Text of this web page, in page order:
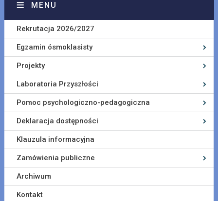
MENU
Rekrutacja 2026/2027
Egzamin ósmoklasisty
Projekty
Laboratoria Przyszłości
Pomoc psychologiczno-pedagogiczna
Deklaracja dostępności
Klauzula informacyjna
Zamówienia publiczne
Archiwum
Kontakt